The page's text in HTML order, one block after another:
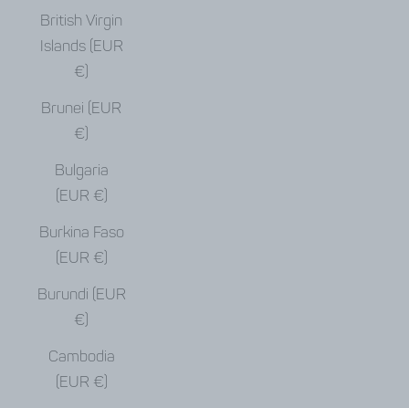
British Virgin
Islands (EUR
€)
Brunei (EUR
€)
Bulgaria
(EUR €)
Burkina Faso
(EUR €)
Burundi (EUR
€)
Cambodia
(EUR €)